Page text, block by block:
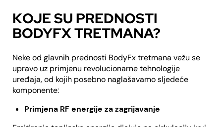
KOJE SU PREDNOSTI
BODYFX TRETMANA?
Neke od glavnih prednosti BodyFx tretmana vežu se
upravo uz primjenu revolucionarne tehnologije
uređaja, od kojih posebno naglašavamo sljedeće
komponente:
Primjena RF energije za zagrijavanje